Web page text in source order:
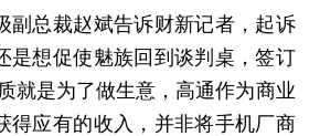
总裁赵斌告诉财新记者，起诉
是想促使魅族回到谈判桌，签订
就是为了做生意，高通作为商业
得应有的收入，并非将手机厂商